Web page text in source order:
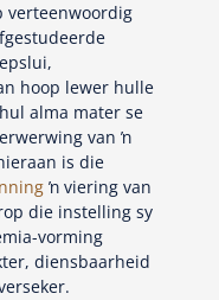
verteenwoordig
hoop lewer hulle
alma mater se
van ŉ
is die
ŉ viering van
die instelling sy
vorming
diensbaarheid